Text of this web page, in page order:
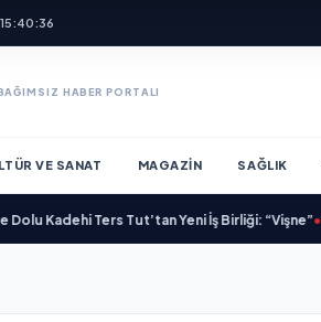
HABER PORTALI
VE SANAT MAGAZIN SAĞLIK
Ters Tut’tan Yeni İş Birliği: “Vişne”•